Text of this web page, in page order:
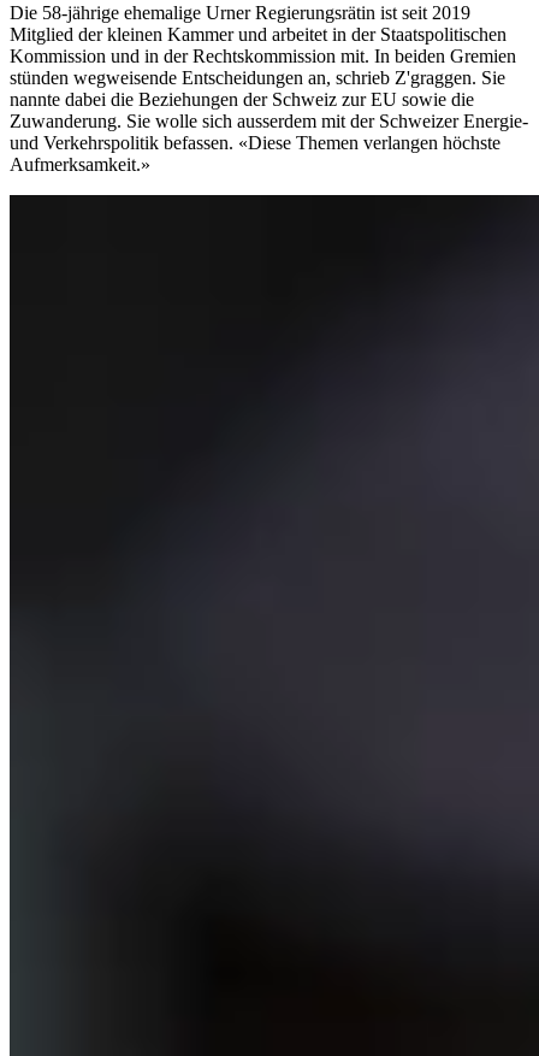
Die 58-jährige ehemalige Urner Regierungsrätin ist seit 2019
Mitglied der kleinen Kammer und arbeitet in der Staatspolitischen
Kommission und in der Rechtskommission mit. In beiden Gremien
stünden wegweisende Entscheidungen an, schrieb Z'graggen. Sie
nannte dabei die Beziehungen der Schweiz zur EU sowie die
Zuwanderung. Sie wolle sich ausserdem mit der Schweizer Energie-
und Verkehrspolitik befassen. «Diese Themen verlangen höchste
Aufmerksamkeit.»